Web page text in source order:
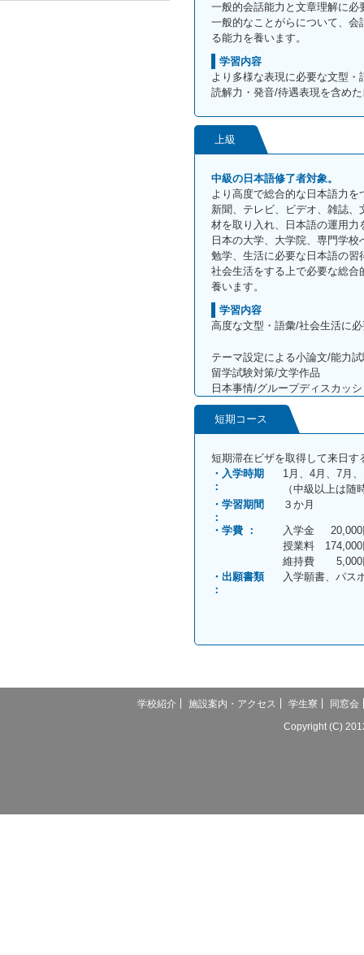
一般的会話能力と文章理解に必
一般的なことがらについて、会
る能力を養います。
学習内容
より多様な表現に必要な文型
読解力・発音/待遇表現を含め
上級
中級の日本語修了者対象。
より高度で総合的な日本語力を
新聞、テレビ、ビデオ、雑誌
材を取り入れ、日本語の運用力
日本の大学、大学院、専門学
勉学、生活に必要な日本語の習
社会生活をする上で必要な総合
養います。
学習内容
高度な文型・語彙/社会生活に
テーマ設定による小論文/能力
留学試験対策/文学作品
日本事情/グループディスカッ
短期コース
短期滞在ビザを取得して来日す
入学時期
1月、4月、7月
（中級以上は随
学習期間
３か月
学費 入学金
授業料
維持費
出願書類
入学願書、パス
学校紹介 施設案内・アクセス 学生寮 同窓会
Copyright (C)